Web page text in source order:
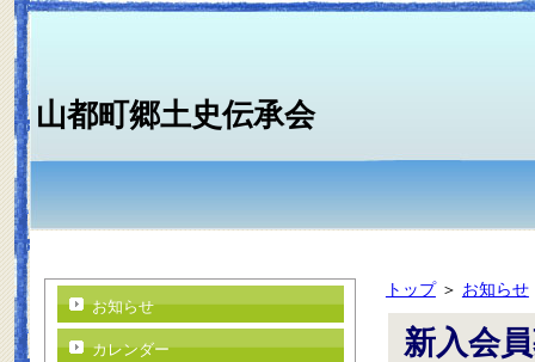
山都町郷土史伝承会
トップ＞ お知らせ
新入会
お知らせ
カレンダー